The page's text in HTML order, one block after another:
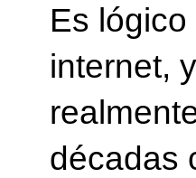
Es
internet,
décadas